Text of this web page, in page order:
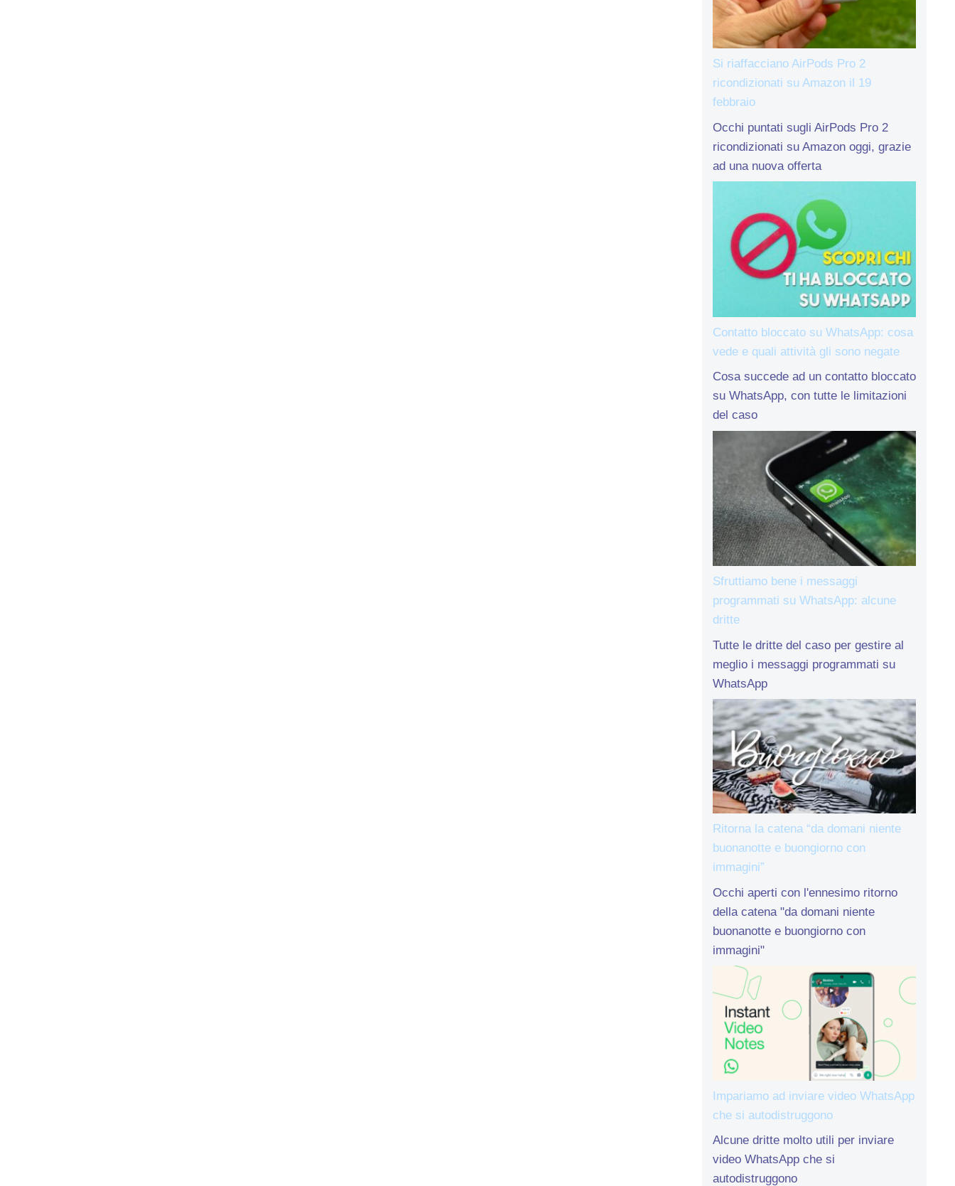
Si riaffacciano AirPods Pro 2
ricondizionati su Amazon il 19
febbraio
Occhi puntati sugli AirPods Pro 2
ricondizionati su Amazon oggi, grazie
ad una nuova offerta
Contatto bloccato su WhatsApp: cosa
vede e quali attività gli sono negate
Cosa succede ad un contatto bloccato
su WhatsApp, con tutte le limitazioni
del caso
Sfruttiamo bene i messaggi
programmati su WhatsApp: alcune
dritte
Tutte le dritte del caso per gestire al
meglio i messaggi programmati su
WhatsApp
Ritorna la catena “da domani niente
buonanotte e buongiorno con
immagini”
Occhi aperti con l'ennesimo ritorno
della catena "da domani niente
buonanotte e buongiorno con
immagini"
Impariamo ad inviare video WhatsApp
che si autodistruggono
Alcune dritte molto utili per inviare
video WhatsApp che si
autodistruggono